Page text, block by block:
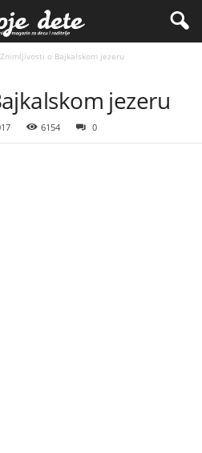
Znimljivosti o Bajkalskom jezeru
jezeru
6154 0